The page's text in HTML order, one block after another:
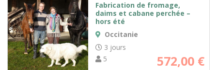
Fabrication de fromage,
daims et cabane perchée –
hors été
Occitanie
3 jours
5
572,00 €